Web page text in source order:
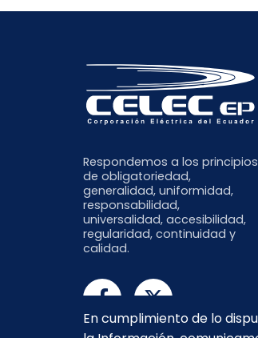
Respondemos a los principios
de obligatoriedad,
generalidad, uniformidad,
responsabilidad,
universalidad, accesibilidad,
regularidad, continuidad y
calidad.
En cumplimiento de lo